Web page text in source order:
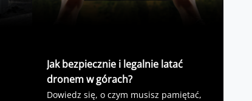
Jak bezpiecznie i legalnie latać
dronem w górach?
Dowiedz się, o czym musisz pamiętać,